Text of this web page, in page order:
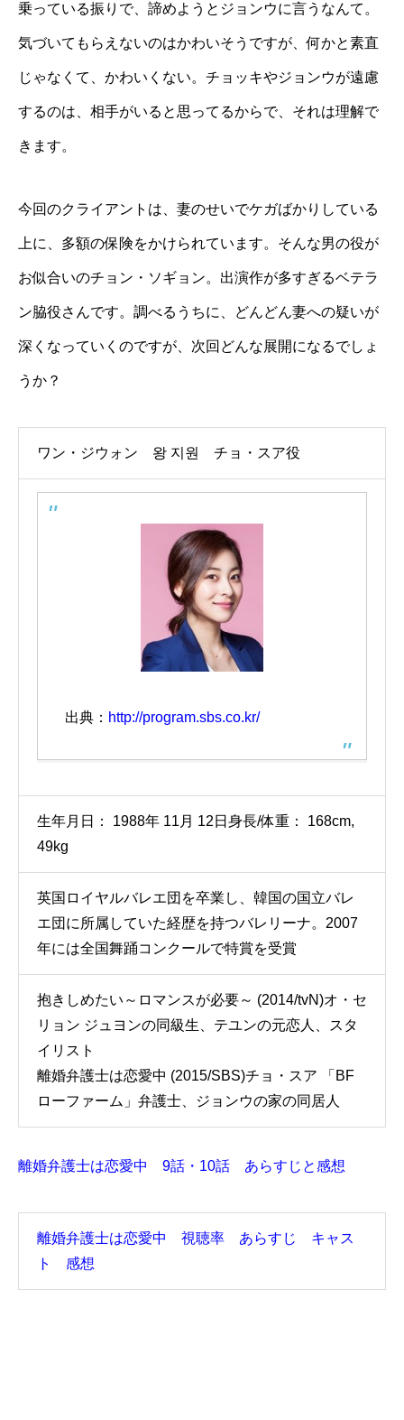
乗っている振りで、諦めようとジョンウに言うなんて。
気づいてもらえないのはかわいそうですが、何かと素直
じゃなくて、かわいくない。チョッキやジョンウが遠慮
するのは、相手がいると思ってるからで、それは理解で
きます。
今回のクライアントは、妻のせいでケガばかりしている
上に、多額の保険をかけられています。そんな男の役が
お似合いのチョン・ソギョン。出演作が多すぎるベテラ
ン脇役さんです。調べるうちに、どんどん妻への疑いが
深くなっていくのですが、次回どんな展開になるでしょ
うか？
ワン・ジウォン 왕 지원 チョ・スア役
出典： http://program.sbs.co.kr/
生年月日： 1988年 11月 12日身長/体重： 168cm,
49kg
英国ロイヤルバレエ団を卒業し、韓国の国立バレ
エ団に所属していた経歴を持つバレリーナ。2007
年には全国舞踊コンクールで特賞を受賞
抱きしめたい～ロマンスが必要～ (2014/tvN)オ・セ
リョン ジュヨンの同級生、テユンの元恋人、スタ
イリスト
離婚弁護士は恋愛中 (2015/SBS)チョ・スア 「BF
ローファーム」弁護士、ジョンウの家の同居人
離婚弁護士は恋愛中 9話・10話 あらすじと感想
離婚弁護士は恋愛中 視聴率 あらすじ キャス
ト 感想